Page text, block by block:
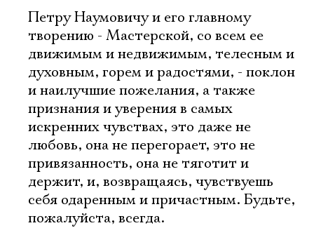
Петру Наумовичу и его главному
творению - Мастерской, со всем ее
движимым и недвижимым, телесным и
духовным, горем и радостями, - поклон
и наилучшие пожелания, а также
признания и уверения в самых
искренних чувствах, это даже не
любовь, она не перегорает, это не
привязанность, она не тяготит и
держит, и, возвращаясь, чувствуешь
себя одаренным и причастным. Будьте,
пожалуйста, всегда.